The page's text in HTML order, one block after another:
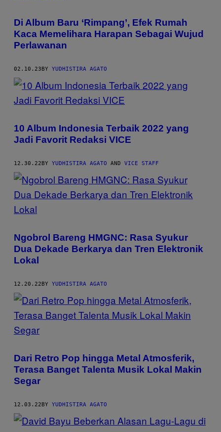
Di Album Baru ‘Rimpang’, Efek Rumah
Kaca Memelihara Harapan Sebagai Wujud
Perlawanan
02.10.23BY YUDHISTIRA AGATO
10 Album Indonesia Terbaik 2022 yang
Jadi Favorit Redaksi VICE
12.30.22BY YUDHISTIRA AGATO AND VICE STAFF
Ngobrol Bareng HMGNC: Rasa Syukur
Dua Dekade Berkarya dan Tren Elektronik
Lokal
12.20.22BY YUDHISTIRA AGATO
Dari Retro Pop hingga Metal Atmosferik,
Terasa Banget Talenta Musik Lokal Makin
Segar
12.03.22BY YUDHISTIRA AGATO